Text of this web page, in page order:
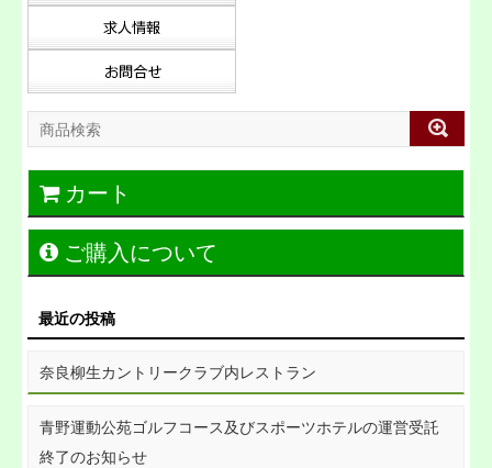
カート
ご購入について
最近の投稿
奈良柳生カントリークラブ内レストラン
青野運動公苑ゴルフコース及びスポーツホテルの運営受託
終了のお知らせ